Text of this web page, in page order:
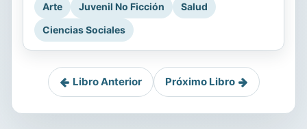
Arte
Juvenil No Ficción
Salud
Ciencias Sociales
Libro Anterior Próximo Libro